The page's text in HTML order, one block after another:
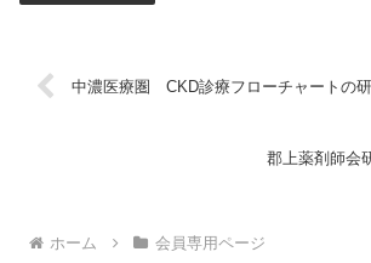
中濃医療圏 CKD診療フローチャートの
郡上薬剤師会
ホーム 会員専用ページ